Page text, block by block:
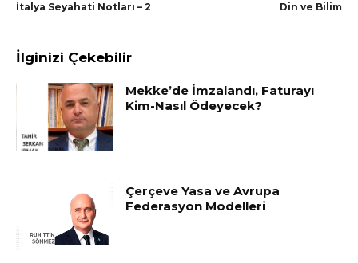
İtalya Seyahati Notları – 2 Din ve Bilim
İlginizi Çekebilir
Mekke’de İmzalandı, Faturayı
Kim-Nasıl Ödeyecek?
Çerçeve Yasa ve Avrupa
Federasyon Modelleri